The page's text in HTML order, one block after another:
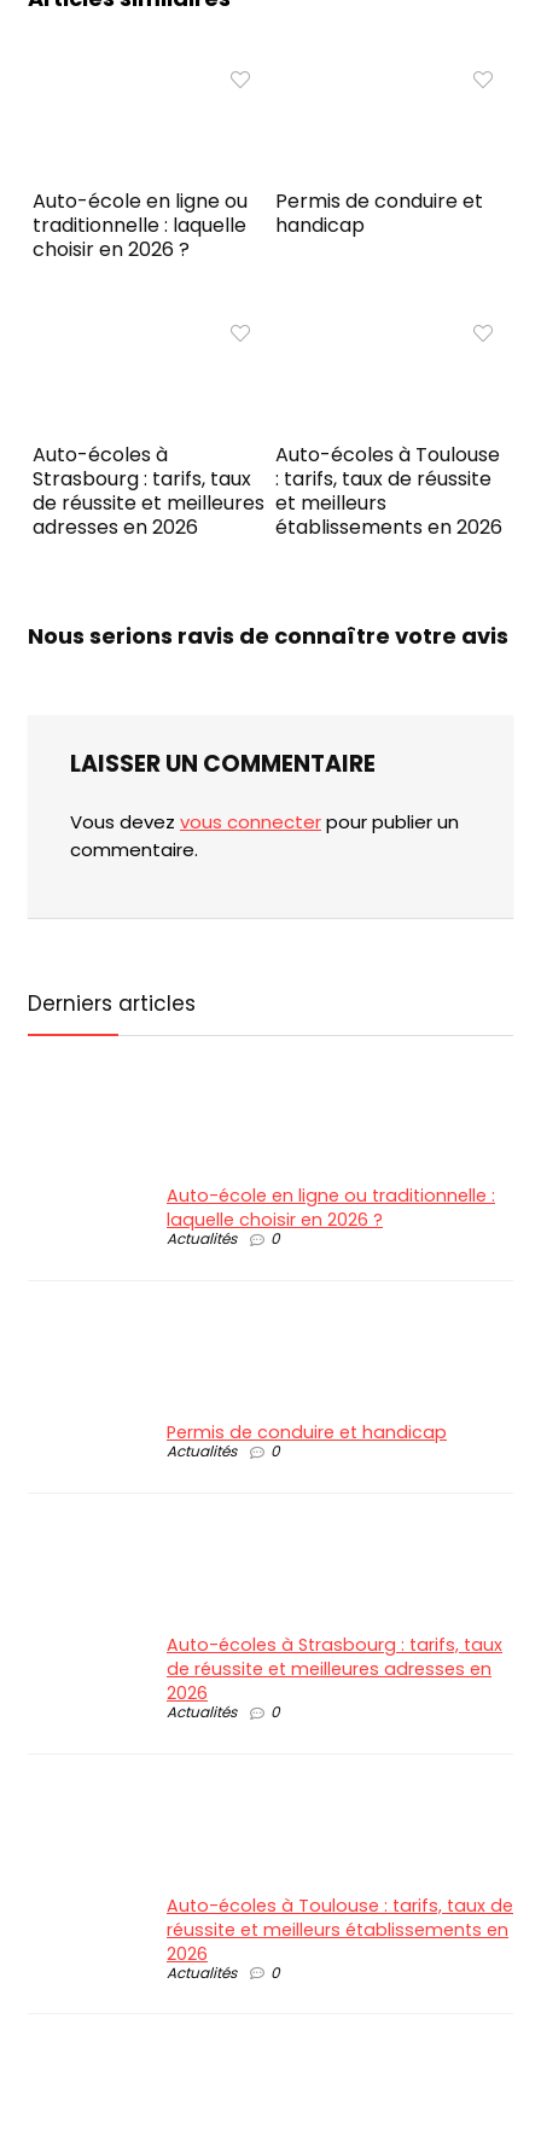
Auto-école en ligne ou
traditionnelle : laquelle
choisir en 2026 ?
Permis de conduire et
handicap
Auto-écoles à
Strasbourg : tarifs, taux
de réussite et meilleures
adresses en 2026
Auto-écoles à Toulouse
: tarifs, taux de réussite
et meilleurs
établissements en 2026
Nous serions ravis de connaître votre avis
LAISSER UN COMMENTAIRE
Vous devez vous connecterpour publier un
commentaire.
Derniers articles
Auto-école en ligne ou traditionnelle :
laquelle choisir en 2026 ?
Actualités 0
Permis de conduire et handicap
Actualités 0
Auto-écoles à Strasbourg : tarifs, taux
de réussite et meilleures adresses en
2026
Actualités 0
Auto-écoles à Toulouse : tarifs, taux de
réussite et meilleurs établissements en
2026
Actualités 0